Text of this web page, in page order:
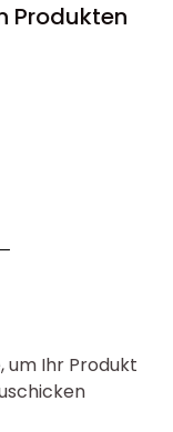
Produkten
um Ihr Produkt